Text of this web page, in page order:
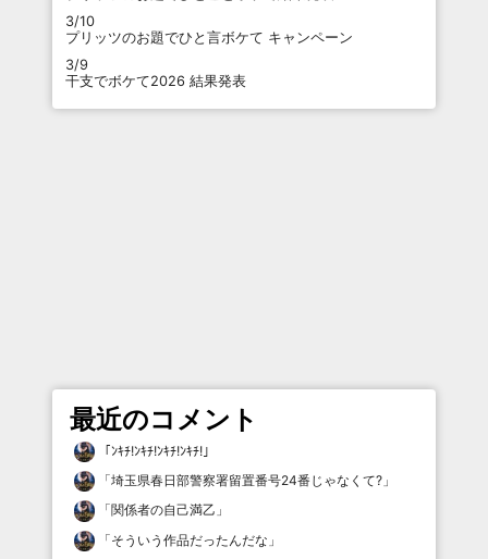
3/10
プリッツのお題でひと言ボケて キャンペーン
3/9
干支でボケて2026 結果発表
最近のコメント
「ﾝｷﾁ!ﾝｷﾁ!ﾝｷﾁ!ﾝｷﾁ! 」
「埼玉県春日部警察署留置番号24番じゃなくて? 」
「関係者の自己満乙 」
「そういう作品だったんだな 」